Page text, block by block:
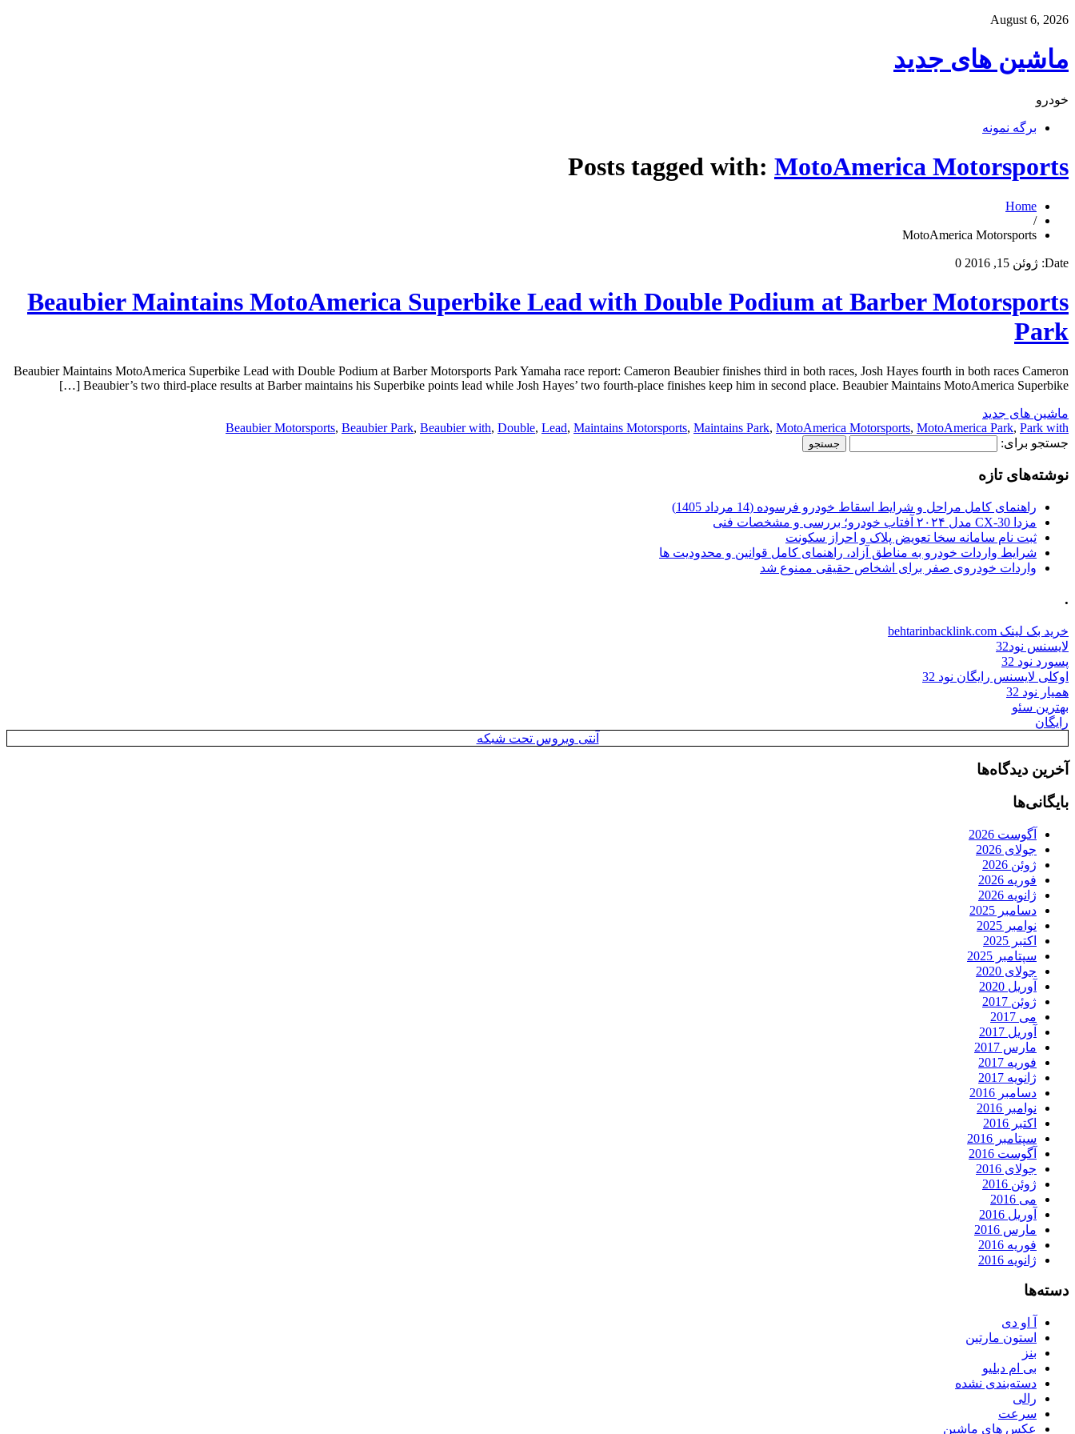
August 6, 2026
ماشین های جدید
خودرو
برگه نمونه
Posts tagged with: MotoAmerica Motorsports
Home
/
MotoAmerica Motorsports
Date: ژوئن 15, 2016 0
Beaubier Maintains MotoAmerica Superbike Lead with Double Podium at Barber Motorsports
Park
Beaubier Maintains MotoAmerica Superbike Lead with Double Podium at Barber Motorsports Park Yamaha race report: Cameron Beaubier finishes third in both races, Josh Hayes fourth in both races Cameron
Beaubier’s two third-place results at Barber maintains his Superbike points lead while Josh Hayes’ two fourth-place finishes keep him in second place. Beaubier Maintains MotoAmerica Superbike […]
ماشین های جدید
Beaubier Motorsports, Beaubier Park, Beaubier with, Double, Lead, Maintains Motorsports, Maintains Park, MotoAmerica Motorsports, MotoAmerica Park, Park with
جستجو برای:
نوشته‌های تازه
راهنمای کامل مراحل و شرایط اسقاط خودرو فرسوده (14 مرداد 1405)
مزدا CX-30 مدل ۲۰۲۴ آفتاب خودرو؛ بررسی و مشخصات فنی
ثبت نام سامانه سخا تعویض پلاک و احراز سکونت
شرایط واردات خودرو به مناطق آزاد، راهنمای کامل قوانین و محدودیت ها
واردات خودروی صفر برای اشخاص حقیقی ممنوع شد
.
خرید بک لینک behtarinbacklink.com
لایسنس نود32
پسورد نود 32
اوکلی لایسنس رایگان نود 32
همیار نود 32
بهترین سئو
رایگان
آنتی ویروس تحت شبکه
آخرین دیدگاه‌ها
بایگانی‌ها
آگوست 2026
جولای 2026
ژوئن 2026
فوریه 2026
ژانویه 2026
دسامبر 2025
نوامبر 2025
اکتبر 2025
سپتامبر 2025
جولای 2020
آوریل 2020
ژوئن 2017
می 2017
آوریل 2017
مارس 2017
فوریه 2017
ژانویه 2017
دسامبر 2016
نوامبر 2016
اکتبر 2016
سپتامبر 2016
آگوست 2016
جولای 2016
ژوئن 2016
می 2016
آوریل 2016
مارس 2016
فوریه 2016
ژانویه 2016
دسته‌ها
آ او دی
استون مارتین
بنز
بی ام دبلیو
دسته‌بندی نشده
رالی
سرعت
عکس های ماشین